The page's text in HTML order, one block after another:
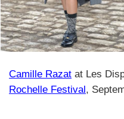
Camille Razat at Les
Rochelle Festival ,